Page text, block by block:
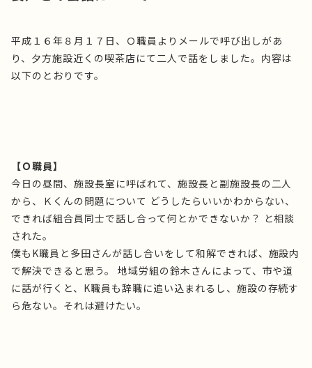
平成１６年８月１７日、Ｏ職員よりメールで呼び出しがあ
り、夕方施設近くの喫茶店にて二人で話をしました。内容は
以下のとおりです。
【Ｏ職員】
今日の昼間、施設長室に呼ばれて、施設長と副施設長の二人
から、Ｋくんの問題について どうしたらいいかわからない、
できれば組合員同士で話し合って何とかできないか？ と相談
された。
僕もK職員と多田さんが話し合いをして和解できれば、施設内
で解決できると思う。 地域労組の鈴木さんによって、市や道
に話が行くと、K職員も辞職に追い込まれるし、施設の存続す
ら危ない。それは避けたい。